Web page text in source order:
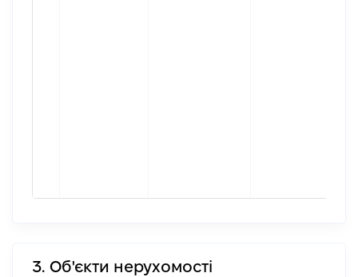
3. Об'єкти нерухомості